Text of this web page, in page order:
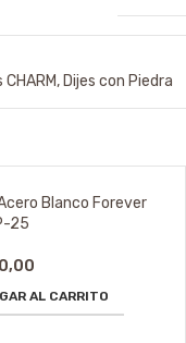
CHARM, Dijes con Piedra
Blanco Forever
25
AL CARRITO